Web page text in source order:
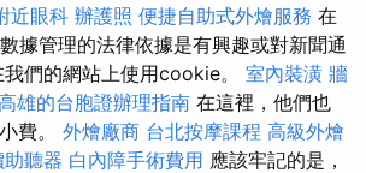
近眼科 辦護照 便捷自助式外燴服務 在
據管理的法律依據是有興趣或對新聞通
們的網站上使用cookie。 室內裝潢 牆
雄的台胞證辦理指南 在這裡，他們也
費。 外燴廠商 台北按摩課程 高級外燴
聽器 白內障手術費用 應該牢記的是，